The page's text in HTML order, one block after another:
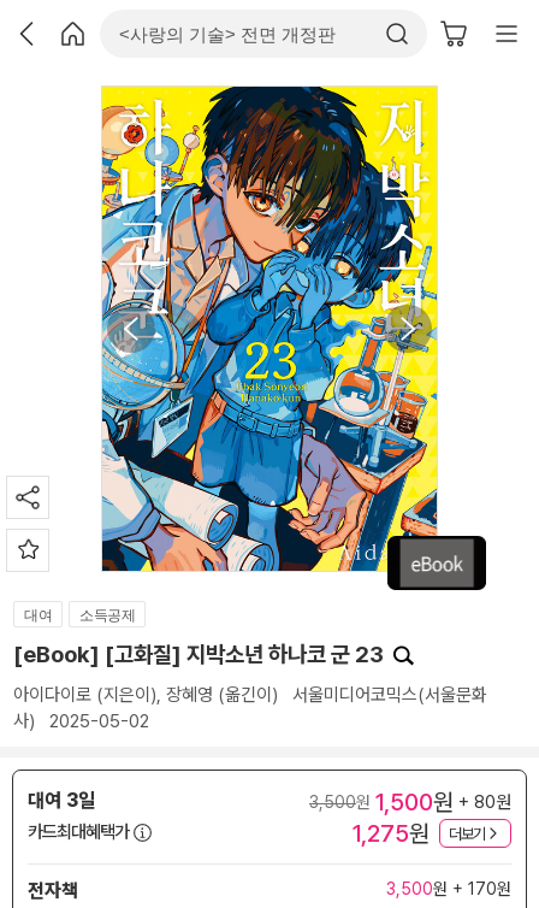
대여 소득공제
[eBook] [고화질] 지박소년 하나코 군 23
아이다이로 (지은이), 장혜영 (옮긴이) 서울미디어코믹스(서울문화
사) 2025-05-02
대여 3일 3,500원 1,500원 + 80원
카드최대혜택가
1,275원 더보기
전자책 3,500원 + 170원